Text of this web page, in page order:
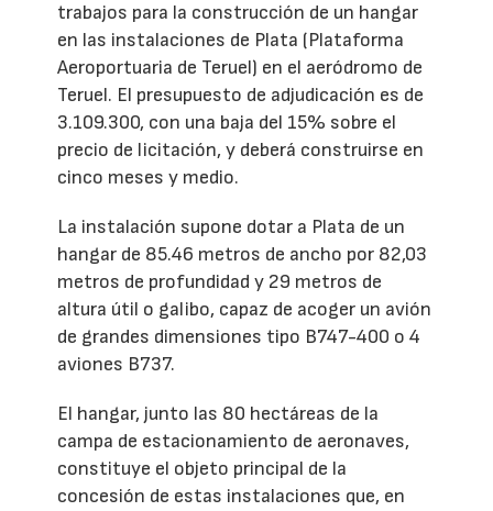
trabajos para la construcción de un hangar
en las instalaciones de Plata (Plataforma
Aeroportuaria de Teruel) en el aeródromo de
Teruel. El presupuesto de adjudicación es de
3.109.300, con una baja del 15% sobre el
precio de licitación, y deberá construirse en
cinco meses y medio.
La instalación supone dotar a Plata de un
hangar de 85.46 metros de ancho por 82,03
metros de profundidad y 29 metros de
altura útil o galibo, capaz de acoger un avión
de grandes dimensiones tipo B747-400 o 4
aviones B737.
El hangar, junto las 80 hectáreas de la
campa de estacionamiento de aeronaves,
constituye el objeto principal de la
concesión de estas instalaciones que, en